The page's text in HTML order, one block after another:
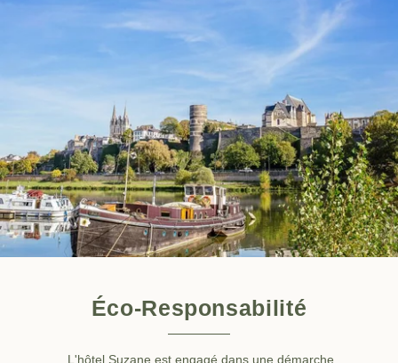
Éco-Responsabilité
L'hôtel Suzane est engagé dans une démarche
Contact & Accès
Accès corporate
Recrutement
Engagements
Erreur : Le module demandé n'existe pas